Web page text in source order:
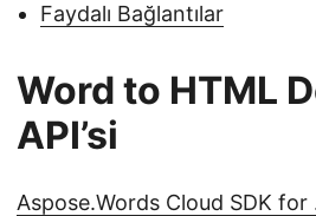
Faydalı Bağlantılar
Word to HTML
API’si
Aspose.Words Cloud SDK for